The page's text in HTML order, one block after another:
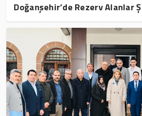
Doğanşehir’de Rezerv Alanlar